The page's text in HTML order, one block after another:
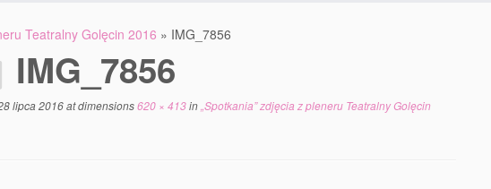
Teatralny Golęcin 2016 » IMG_7856
IMG_7856
lipca 2016at dimensions620 × 413in „Spotkania” zdjęcia z pleneru Teatralny Golęcin